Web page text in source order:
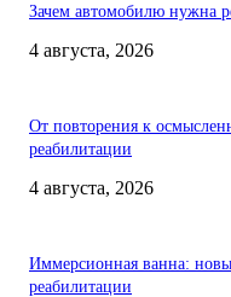
Зачем автомобилю нужна
4 августа, 2026
От повторения к
реабилитации
4 августа, 2026
Иммерсионная ванна:
реабилитации